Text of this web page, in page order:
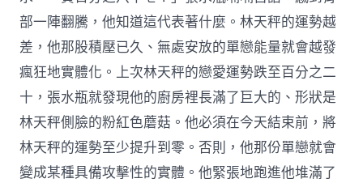
部一陣翻騰，他知道這代表著什麼。林天秤的運勢越
差，他那股積壓已久、無處安放的單戀能量就會越發
瘋狂地實體化。上次林天秤的戀愛運勢跌至百分之二
十，張水瓶就發現他的廚房裡長滿了巨大的、形狀是
林天秤側臉的粉紅色蘑菇。他必須在今天結束前，將
林天秤的運勢至少提升到零。否則，他那份單戀就會
變成某種具備攻擊性的實體。他緊張地跑進他堆滿了